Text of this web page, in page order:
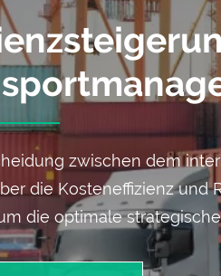
zwischen dem
die Kosten­effizienz und
die optimale